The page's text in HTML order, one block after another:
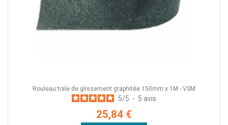
Rouleau toile de glissement graphitée 150mm x 1M - VSM
5/5 - 5 avis
25,84 €